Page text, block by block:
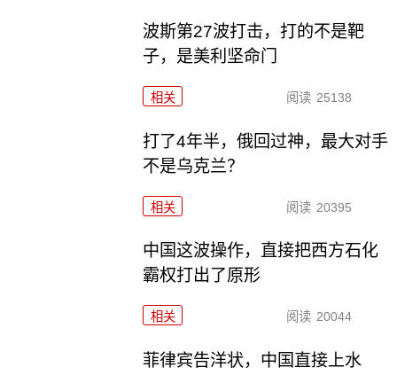
波斯第27波打击，打的不是靶
子，是美利坚命门
相关 阅读 25138
打了4年半，俄回过神，最大对手
不是乌克兰？
相关 阅读 20395
中国这波操作，直接把西方石化
霸权打出了原形
相关 阅读 20044
菲律宾告洋状，中国直接上水